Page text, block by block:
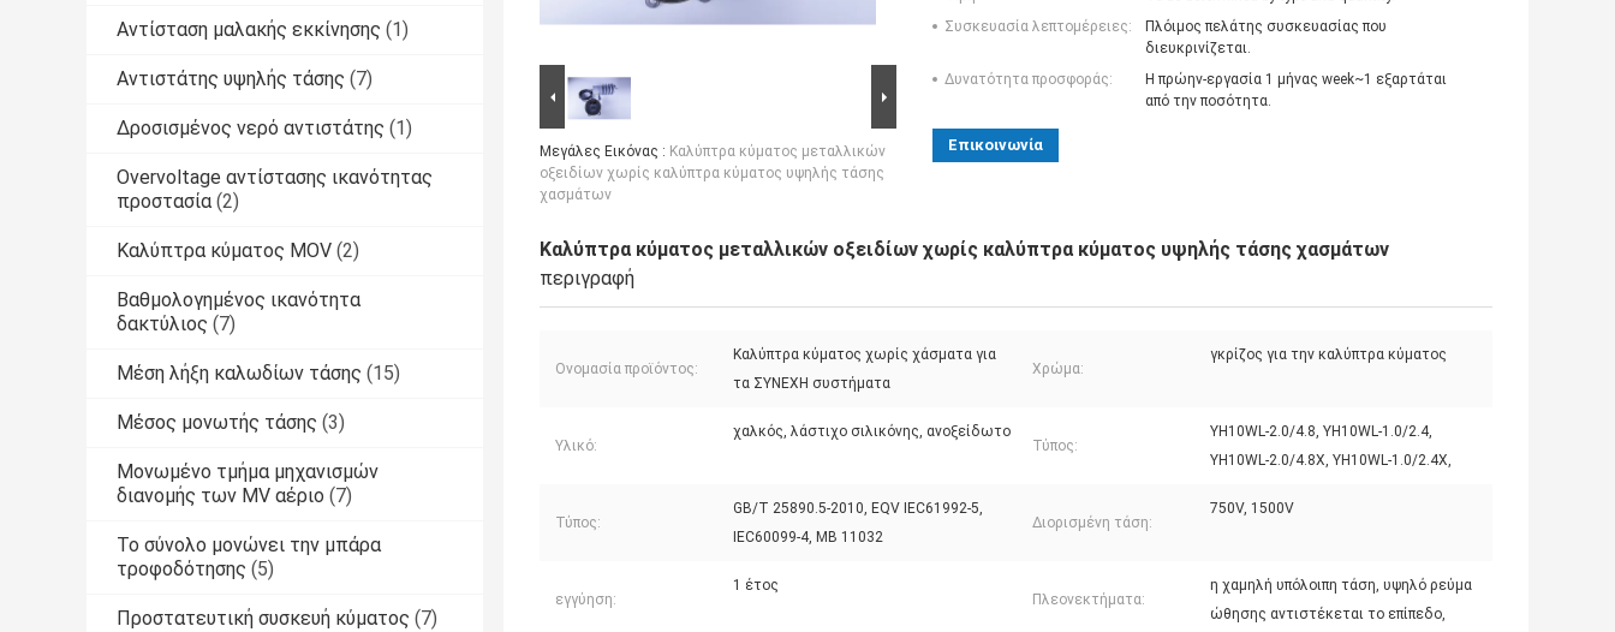
Αντίσταση μαλακής εκκίνησης (1)
Αντιστάτης υψηλής τάσης (7)
Δροσισμένος νερό αντιστάτης (1)
Overvoltage αντίστασης ικανότητας
προστασία (2)
Καλύπτρα κύματος MOV (2)
Βαθμολογημένος ικανότητα
δακτύλιος (7)
Μέση λήξη καλωδίων τάσης (15)
Μέσος μονωτής τάσης (3)
Μονωμένο τμήμα μηχανισμών
διανομής των MV αέριο (7)
Το σύνολο μονώνει την μπάρα
τροφοδότησης (5)
Προστατευτική συσκευή κύματος (7)
Μεγάλες Εικόνας : Καλύπτρα κύματος μεταλλικών
οξειδίων χωρίς καλύπτρα κύματος υψηλής τάσης
χασμάτων
Συσκευασία λεπτομέρειες:
Πλόιμος πελάτης συσκευασίας που
διευκρινίζεται.
Δυνατότητα προσφοράς:
Η πρώην-εργασία 1 μήνας week~1 εξαρτάται
από την ποσότητα.
Επικοινωνία
Καλύπτρα κύματος μεταλλικών οξειδίων χωρίς καλύπτρα κύματος υψηλής τάσης χασμάτων
περιγραφή
Ονομασία προϊόντος:
Καλύπτρα κύματος χωρίς χάσματα για
τα ΣΥΝΕΧΗ συστήματα
Χρώμα:
γκρίζος για την καλύπτρα κύματος
Υλικό:
χαλκός, λάστιχο σιλικόνης, ανοξείδωτο
Τύπος:
YH10WL-2.0/4.8, YH10WL-1.0/2.4,
YH10WL-2.0/4.8X, YH10WL-1.0/2.4X,
Τύπος:
GB/T 25890.5-2010, EQV IEC61992-5,
IEC60099-4, ΜΒ 11032
Διορισμένη τάση:
750V, 1500V
εγγύηση:
1 έτος
Πλεονεκτήματα:
η χαμηλή υπόλοιπη τάση, υψηλό ρεύμα
ώθησης αντιστέκεται το επίπεδο,